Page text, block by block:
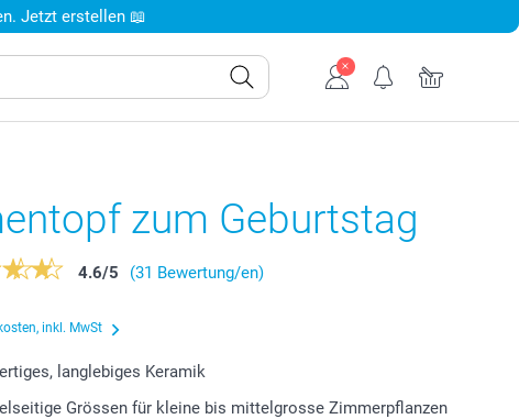
Jetzt erstellen 📖
zum Geburtstag
4.6/5
(31 Bewertung/en)
inkl. MwSt
langlebiges Keramik
Grössen für kleine bis mittelgrosse Zimmerpflanzen